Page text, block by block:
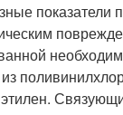
показатели